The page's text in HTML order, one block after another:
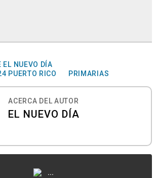
EL NUEVO DÍA
PUERTO RICO
PRIMARIAS
ACERCA DEL AUTOR
EL NUEVO DÍA
...